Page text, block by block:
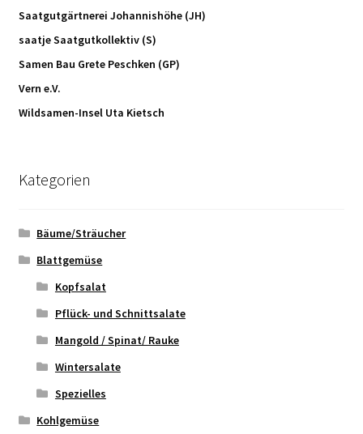
Saatgutgärtnerei Johannishöhe (JH)
saatje Saatgutkollektiv (S)
Samen Bau Grete Peschken (GP)
Vern e.V.
Wildsamen-Insel Uta Kietsch
Kategorien
Bäume/Sträucher
Blattgemüse
Kopfsalat
Pflück- und Schnittsalate
Mangold / Spinat/ Rauke
Wintersalate
Spezielles
Kohlgemüse